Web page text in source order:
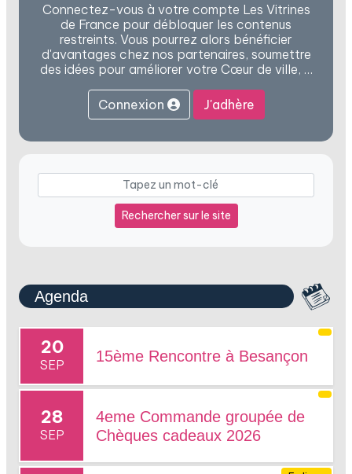
Connectez-vous à votre compte Les Vitrines
de France pour débloquer les contenus
restreints. Vous pourrez alors bénéficier
d'avantages chez nos partenaires, soumettre
des idées pour améliorer votre Cœur de ville, …
Connexion J'adhère
Rechercher sur le site
Agenda
20
SEP 15ème Rencontre à Besançon
28
SEP
4eme Commande groupée de
Chèques cadeaux 2026